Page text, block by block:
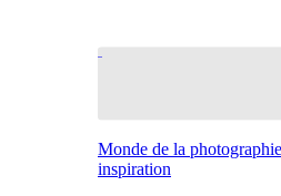
Monde de la
inspiration